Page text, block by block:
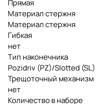
Прямая
Материал стержня
Материал стержня
Гибкая
нет
Тип наконечника
Pozidriv (PZ)/Slotted (SL)
Трещоточный механизм
нет
Количество в наборе